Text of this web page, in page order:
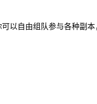
以自由组队参与各种副